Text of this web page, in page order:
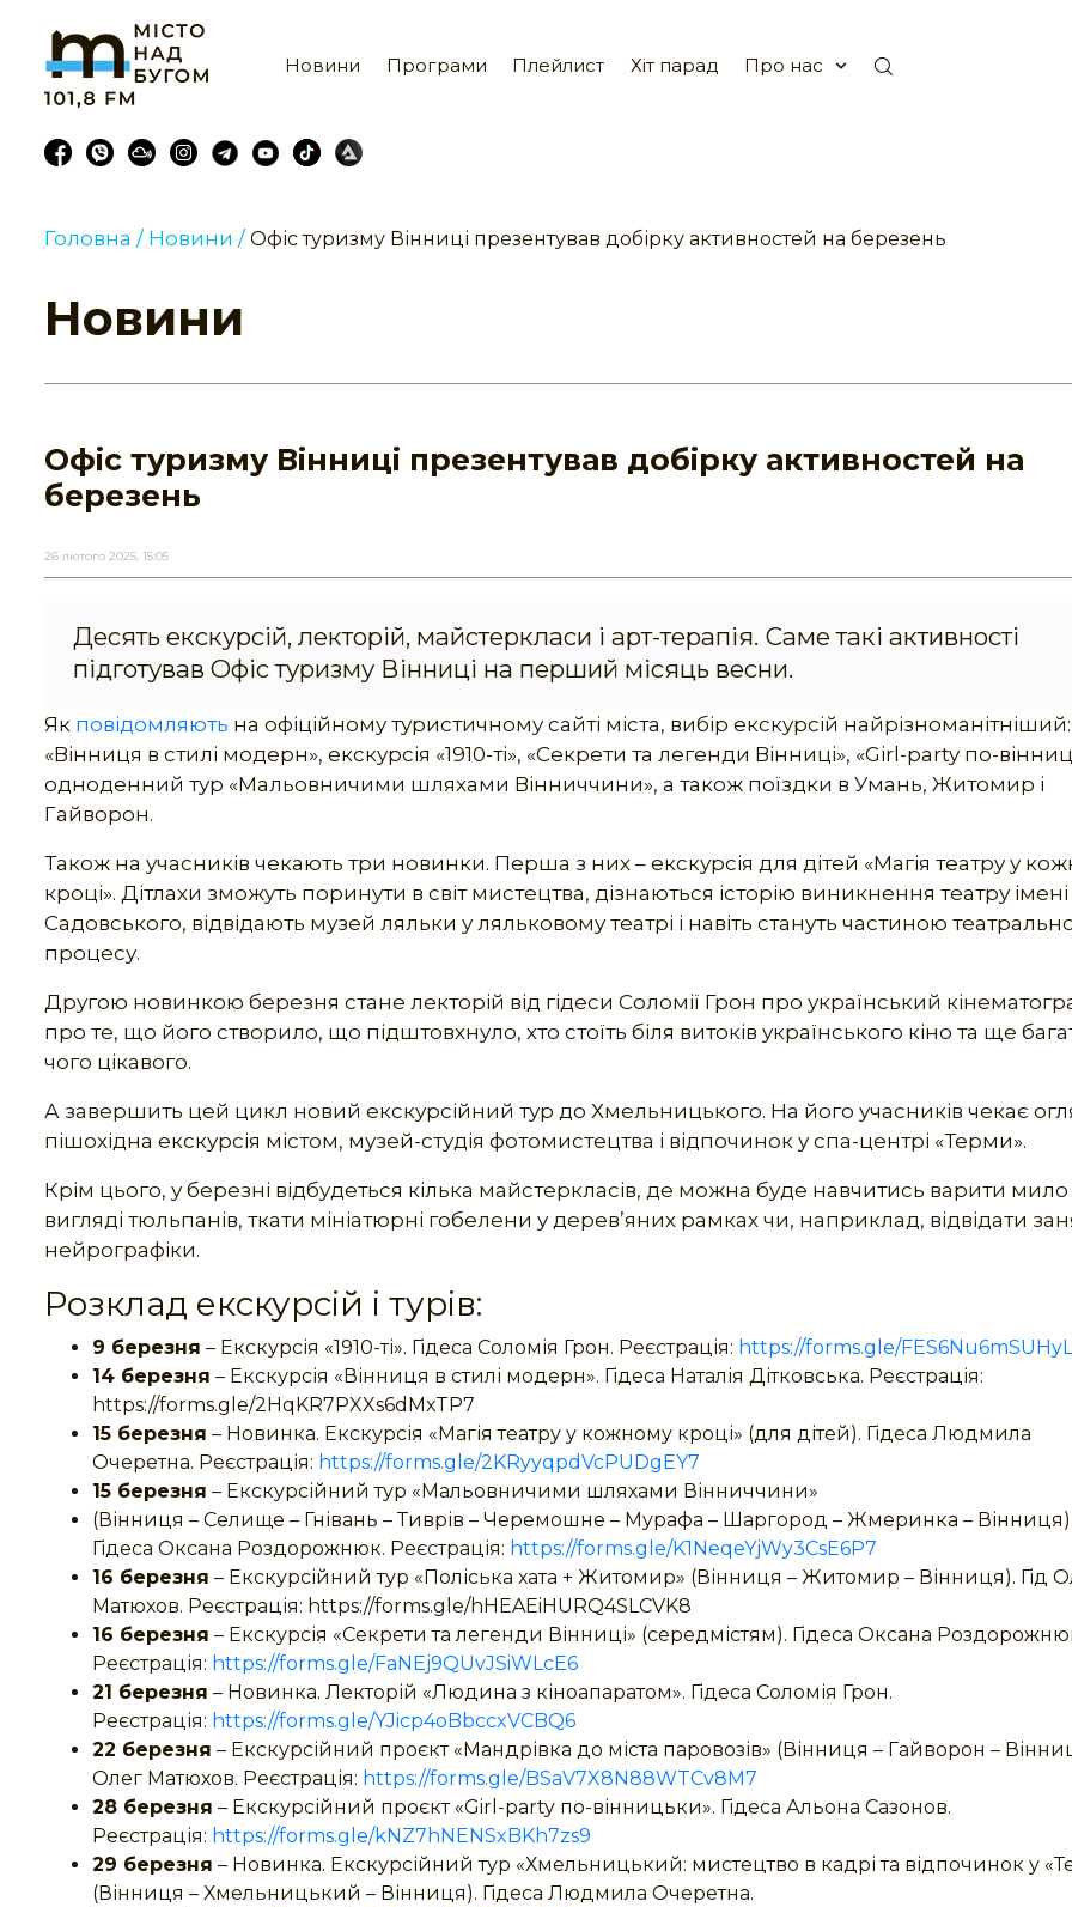
Новини Програми Плейлист Хіт парад Про нас
Головна / Новини / Офіс туризму Вінниці презентував добірку активностей на березень
Новини
Офіс туризму Вінниці презентував добірку активностей на
березень
26 лютого 2025, 15:05
Десять екскурсій, лекторій, майстеркласи і арт-терапія. Саме такі активності
підготував Офіс туризму Вінниці на перший місяць весни.
Як повідомляють на офіційному туристичному сайті міста, вибір екскурсій найрізноманітніший:
«Вінниця в стилі модерн», екскурсія «1910-ті», «Секрети та легенди Вінниці», «Girl-party по-
одноденний тур «Мальовничими шляхами Вінниччини», а також поїздки в Умань, Житомир і
Гайворон.
Також на учасників чекають три новинки. Перша з них – екскурсія для дітей «Магія театру у
кроці». Дітлахи зможуть поринути в світ мистецтва, дізнаються історію виникнення театру імені
Садовського, відвідають музей ляльки у ляльковому театрі і навіть стануть частиною
процесу.
Другою новинкою березня стане лекторій від гідеси Соломії Грон про український
про те, що його створило, що підштовхнуло, хто стоїть біля витоків українського кіно та ще
чого цікавого.
А завершить цей цикл новий екскурсійний тур до Хмельницького. На його учасників чекає
пішохідна екскурсія містом, музей-студія фотомистецтва і відпочинок у спа-центрі «Терми».
Крім цього, у березні відбудеться кілька майстеркласів, де можна буде навчитись варити мило
вигляді тюльпанів, ткати мініатюрні гобелени у дерев’яних рамках чи, наприклад, відвідати
нейрографіки.
Розклад екскурсій і турів:
9 березня – Екскурсія «1910-ті». Гідеса Соломія Грон. Реєстрація: https://forms.gle/
14 березня – Екскурсія «Вінниця в стилі модерн». Гідеса Наталія Дітковська. Реєстрація:
https://forms.gle/2HqKR7PXXs6dMxTP7
15 березня – Новинка. Екскурсія «Магія театру у кожному кроці» (для дітей). Гідеса Людмила
Очеретна. Реєстрація: https://forms.gle/2KRyyqpdVcPUDgEY7
15 березня – Екскурсійний тур «Мальовничими шляхами Вінниччини»
(Вінниця – Селище – Гнівань – Тиврів – Черемошне – Мурафа – Шаргород – Жмеринка –
Гідеса Оксана Роздорожнюк. Реєстрація: https://forms.gle/K1NeqeYjWy3CsE6P7
16 березня – Екскурсійний тур «Поліська хата + Житомир» (Вінниця – Житомир – Вінниця). Гід
Матюхов. Реєстрація: https://forms.gle/hHEAEiHURQ4SLCVK8
16 березня – Екскурсія «Секрети та легенди Вінниці» (середмістям). Гідеса Оксана
Реєстрація: https://forms.gle/FaNEj9QUvJSiWLcE6
21 березня – Новинка. Лекторій «Людина з кіноапаратом». Гідеса Соломія Грон.
Реєстрація: https://forms.gle/YJicp4oBbccxVCBQ6
22 березня – Екскурсійний проєкт «Мандрівка до міста паровозів» (Вінниця – Гайворон –
Олег Матюхов. Реєстрація: https://forms.gle/BSaV7X8N88WTCv8M7
28 березня – Екскурсійний проєкт «Girl-party по-вінницьки». Гідеса Альона Сазонов.
Реєстрація: https://forms.gle/kNZ7hNENSxBKh7zs9
29 березня – Новинка. Екскурсійний тур «Хмельницький: мистецтво в кадрі та відпочинок у
(Вінниця – Хмельницький – Вінниця). Гідеса Людмила Очеретна.